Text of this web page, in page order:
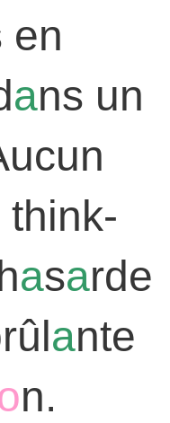
en
ans un
think-
asarde
ante
n.